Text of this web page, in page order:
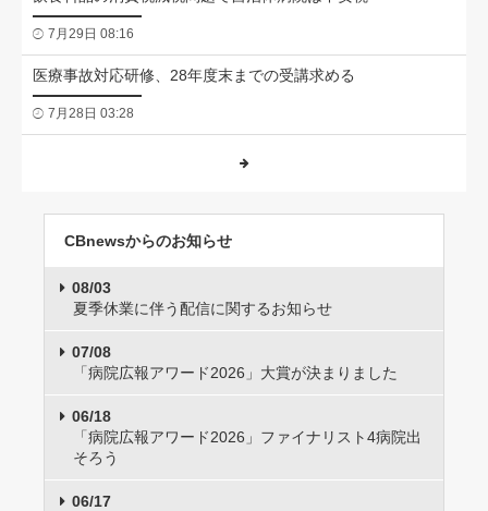
7月29日 08:16
医療事故対応研修、28年度末までの受講求める
7月28日 03:28
CBnewsからのお知らせ
08/03
夏季休業に伴う配信に関するお知らせ
07/08
「病院広報アワード2026」大賞が決まりました
06/18
「病院広報アワード2026」ファイナリスト4病院出
そろう
06/17